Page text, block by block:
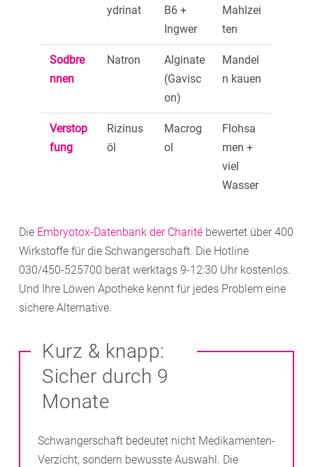
ydrinat
B6 +
Ingwer
Mahlzei
ten
Sodbre
nnen
Natron
Alginate
(Gavisc
on)
Mandel
n kauen
Verstop
fung
Rizinus
öl
Macrog
ol
Flohsa
men +
viel
Wasser
Die Embryotox-Datenbank der Charité bewertet über 400
Wirkstoffe für die Schwangerschaft. Die Hotline
030/450-525700 berät werktags 9-12:30 Uhr kostenlos.
Und Ihre Löwen Apotheke kennt für jedes Problem eine
sichere Alternative.
Kurz & knapp:
Sicher durch 9
Monate
Schwangerschaft bedeutet nicht Medikamenten-
Verzicht, sondern bewusste Auswahl. Die